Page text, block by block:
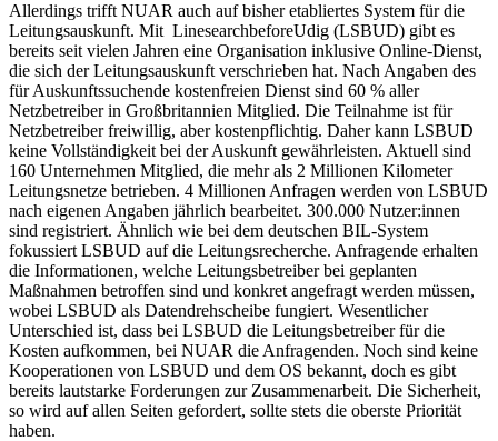
Allerdings trifft NUAR auch auf bisher etabliertes System für die
Leitungsauskunft. Mit LinesearchbeforeUdig (LSBUD) gibt es
bereits seit vielen Jahren eine Organisation inklusive Online-Dienst,
die sich der Leitungsauskunft verschrieben hat. Nach Angaben des
für Auskunftssuchende kostenfreien Dienst sind 60 % aller
Netzbetreiber in Großbritannien Mitglied. Die Teilnahme ist für
Netzbetreiber freiwillig, aber kostenpflichtig. Daher kann LSBUD
keine Vollständigkeit bei der Auskunft gewährleisten. Aktuell sind
160 Unternehmen Mitglied, die mehr als 2 Millionen Kilometer
Leitungsnetze betrieben. 4 Millionen Anfragen werden von LSBUD
nach eigenen Angaben jährlich bearbeitet. 300.000 Nutzer:innen
sind registriert. Ähnlich wie bei dem deutschen BIL-System
fokussiert LSBUD auf die Leitungsrecherche. Anfragende erhalten
die Informationen, welche Leitungsbetreiber bei geplanten
Maßnahmen betroffen sind und konkret angefragt werden müssen,
wobei LSBUD als Datendrehscheibe fungiert. Wesentlicher
Unterschied ist, dass bei LSBUD die Leitungsbetreiber für die
Kosten aufkommen, bei NUAR die Anfragenden. Noch sind keine
Kooperationen von LSBUD und dem OS bekannt, doch es gibt
bereits lautstarke Forderungen zur Zusammenarbeit. Die Sicherheit,
so wird auf allen Seiten gefordert, sollte stets die oberste Priorität
haben.